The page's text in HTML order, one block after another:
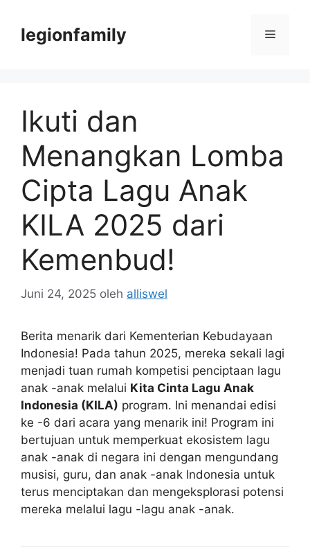
legionfamily Menu
Ikuti dan
Menangkan Lomba
Cipta Lagu Anak
KILA 2025 dari
Kemenbud!
Juni 24, 2025 oleh alliswel
Berita menarik dari Kementerian Kebudayaan
Indonesia! Pada tahun 2025, mereka sekali lagi
menjadi tuan rumah kompetisi penciptaan lagu
anak -anak melalui Kita Cinta Lagu Anak
Indonesia (KILA) program. Ini menandai edisi
ke -6 dari acara yang menarik ini! Program ini
bertujuan untuk memperkuat ekosistem lagu
anak -anak di negara ini dengan mengundang
musisi, guru, dan anak -anak Indonesia untuk
terus menciptakan dan mengeksplorasi potensi
mereka melalui lagu -lagu anak -anak.